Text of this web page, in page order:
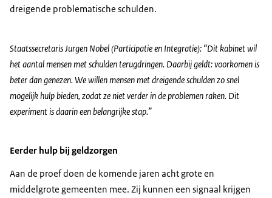
dreigende problematische schulden.
Staatssecretaris Jurgen Nobel (Participatie en Integratie): “Dit kabinet wil
het aantal mensen met schulden terugdringen. Daarbij geldt: voorkomen is
beter dan genezen. We willen mensen met dreigende schulden zo snel
mogelijk hulp bieden, zodat ze niet verder in de problemen raken. Dit
experiment is daarin een belangrijke stap.”
Eerder hulp bij geldzorgen
Aan de proef doen de komende jaren acht grote en
middelgrote gemeenten mee. Zij kunnen een signaal krijgen